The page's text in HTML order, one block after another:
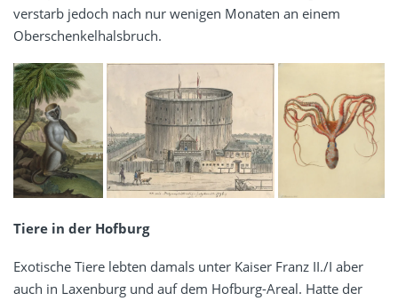
verstarb jedoch nach nur wenigen Monaten an einem
Oberschenkelhalsbruch.
Tiere in der Hofburg
Exotische Tiere lebten damals unter Kaiser Franz II./I aber
auch in Laxenburg und auf dem Hofburg-Areal. Hatte der